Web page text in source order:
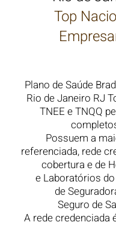
Top
Plano de Saúde
Rio de Janeiro RJ
TNEE e TNQQ
Possuem a
referenciada, rede
cobertura e de
e Laboratórios
de
Seguro de
A rede credenciada